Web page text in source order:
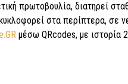
πρωτοβουλία, διατηρεί
στα περίπτερα, σε
μέσω QRcodes, με ιστορία